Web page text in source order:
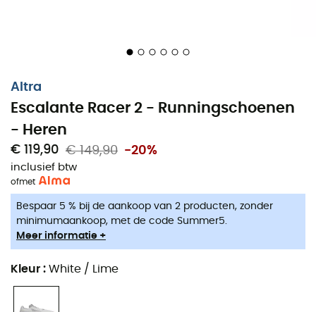
Altra
Escalante Racer 2 - Runningschoenen
- Heren
€ 119,90 € 149,90 -20%
inclusief btw
ofmet
Bespaar 5 % bij de aankoop van 2 producten, zonder
minimumaankoop, met de code Summer5.
Meer informatie +
Kleur : White / Lime
De runningschoenenEscalante 2 Racervoorherenvan
Altrabelichamen de essentie van snelheid en prestatie.
Deze verfijnde versie van de beroemde Escalante
combineert de legendarische eenvoud en de
-technologie in een nog performanter
ontwerp. Lichter en responsiever dan ooit, is de